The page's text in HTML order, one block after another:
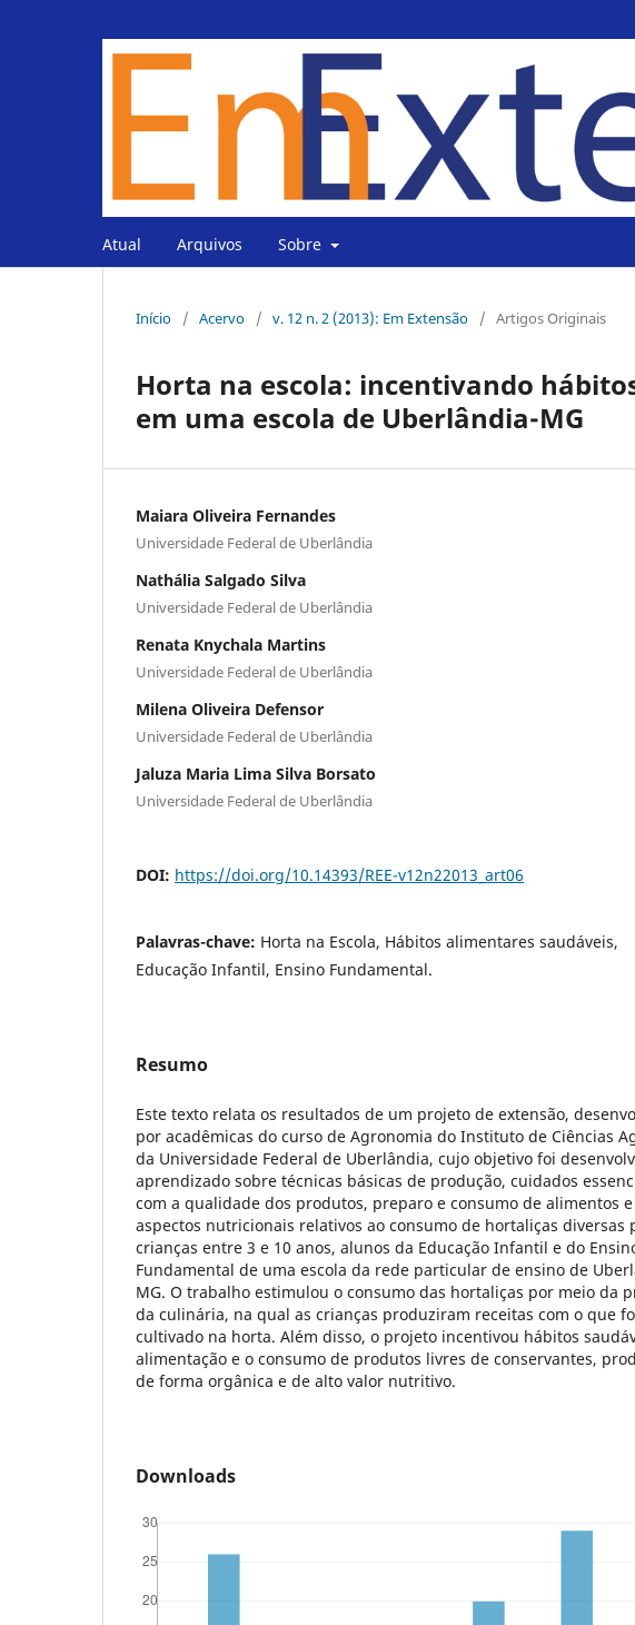
Atual Arquivos Sobre
Início / Acervo / v. 12 n. 2 (2013): Em Extensão / Artigos Originais
Horta na escola: incentivando
em uma escola de Uberlândia-MG
Maiara Oliveira Fernandes
Universidade Federal de Uberlândia
Nathália Salgado Silva
Universidade Federal de Uberlândia
Renata Knychala Martins
Universidade Federal de Uberlândia
Milena Oliveira Defensor
Universidade Federal de Uberlândia
Jaluza Maria Lima Silva Borsato
Universidade Federal de Uberlândia
DOI: https://doi.org/10.14393/REE-v12n22013_art06
Palavras-chave: Horta na Escola, Hábitos alimentares saudáveis,
Educação Infantil, Ensino Fundamental.
Resumo
Este texto relata os resultados de um projeto de extensão,
por acadêmicas do curso de Agronomia do Instituto de Ciências
da Universidade Federal de Uberlândia, cujo objetivo foi
aprendizado sobre técnicas básicas de produção, cuidados
com a qualidade dos produtos, preparo e consumo de alimentos e
aspectos nutricionais relativos ao consumo de hortaliças diversas
crianças entre 3 e 10 anos, alunos da Educação Infantil e do
Fundamental de uma escola da rede particular de ensino de
MG. O trabalho estimulou o consumo das hortaliças por meio da
da culinária, na qual as crianças produziram receitas com o que
cultivado na horta. Além disso, o projeto incentivou hábitos
alimentação e o consumo de produtos livres de conservantes,
de forma orgânica e de alto valor nutritivo.
Downloads